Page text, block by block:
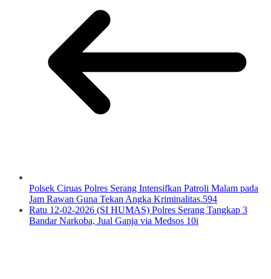
Polsek Ciruas Polres Serang Intensifkan Patroli Malam pada
Jam Rawan Guna Tekan Angka Kriminalitas.594
Ratu 12-02-2026 (SI HUMAS) Polres Serang Tangkap 3
Bandar Narkoba, Jual Ganja via Medsos 10i